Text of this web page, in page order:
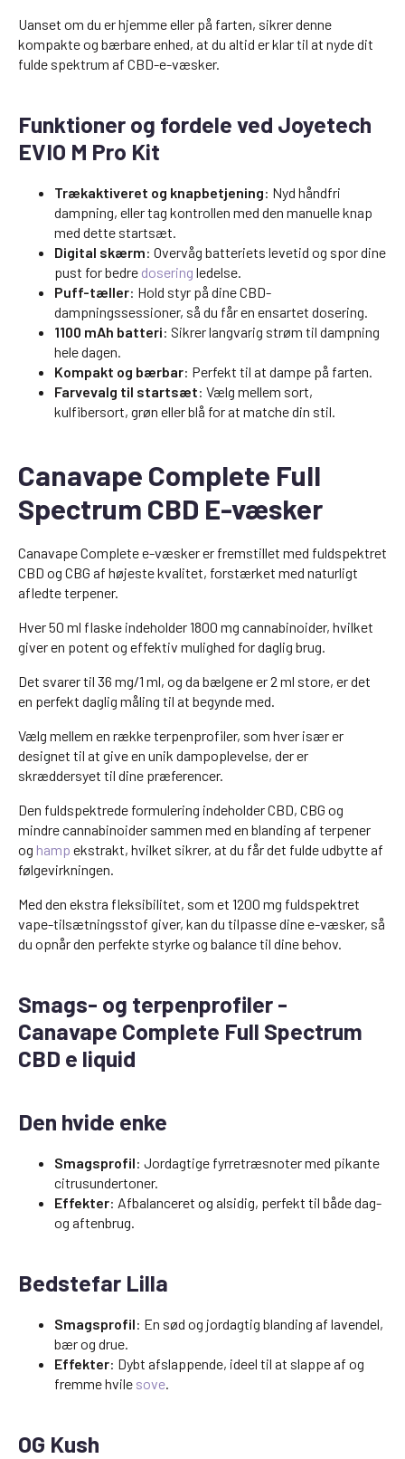
Uanset om du er hjemme eller på farten, sikrer denne
kompakte og bærbare enhed, at du altid er klar til at nyde dit
fulde spektrum af CBD-e-væsker.
Funktioner og fordele ved Joyetech
EVIO M Pro Kit
Trækaktiveret og knapbetjening: Nyd håndfri
dampning, eller tag kontrollen med den manuelle knap
med dette startsæt.
Digital skærm: Overvåg batteriets levetid og spor dine
pust for bedre dosering ledelse.
Puff-tæller: Hold styr på dine CBD-
dampningssessioner, så du får en ensartet dosering.
1100 mAh batteri: Sikrer langvarig strøm til dampning
hele dagen.
Kompakt og bærbar: Perfekt til at dampe på farten.
Farvevalg til startsæt: Vælg mellem sort,
kulfibersort, grøn eller blå for at matche din stil.
Canavape Complete Full
Spectrum CBD E-væsker
Canavape Complete e-væsker er fremstillet med fuldspektret
CBD og CBG af højeste kvalitet, forstærket med naturligt
afledte terpener.
Hver 50 ml flaske indeholder 1800 mg cannabinoider, hvilket
giver en potent og effektiv mulighed for daglig brug.
Det svarer til 36 mg/1 ml, og da bælgene er 2 ml store, er det
en perfekt daglig måling til at begynde med.
Vælg mellem en række terpenprofiler, som hver især er
designet til at give en unik dampoplevelse, der er
skræddersyet til dine præferencer.
Den fuldspektrede formulering indeholder CBD, CBG og
mindre cannabinoider sammen med en blanding af terpener
og hamp ekstrakt, hvilket sikrer, at du får det fulde udbytte af
følgevirkningen.
Med den ekstra fleksibilitet, som et 1200 mg fuldspektret
vape-tilsætningsstof giver, kan du tilpasse dine e-væsker, så
du opnår den perfekte styrke og balance til dine behov.
Smags- og terpenprofiler -
Canavape Complete Full Spectrum
CBD e liquid
Den hvide enke
Smagsprofil: Jordagtige fyrretræsnoter med pikante
citrusundertoner.
Effekter: Afbalanceret og alsidig, perfekt til både dag-
og aftenbrug.
Bedstefar Lilla
Smagsprofil: En sød og jordagtig blanding af lavendel,
bær og drue.
Effekter: Dybt afslappende, ideel til at slappe af og
fremme hvile sove.
OG Kush